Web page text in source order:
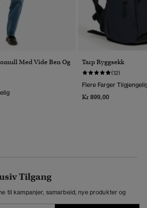
Med Vide Ben Og
Tarp Ryggsekk
(12)
Flere Farger
Kr 899,00
Tilgang
til kampanjer, samarbeid, nye produkter og